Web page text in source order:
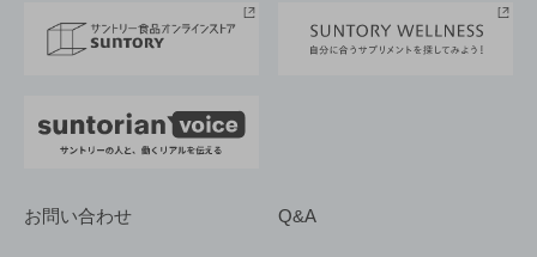
採用情報
お問い合わせ Q&A